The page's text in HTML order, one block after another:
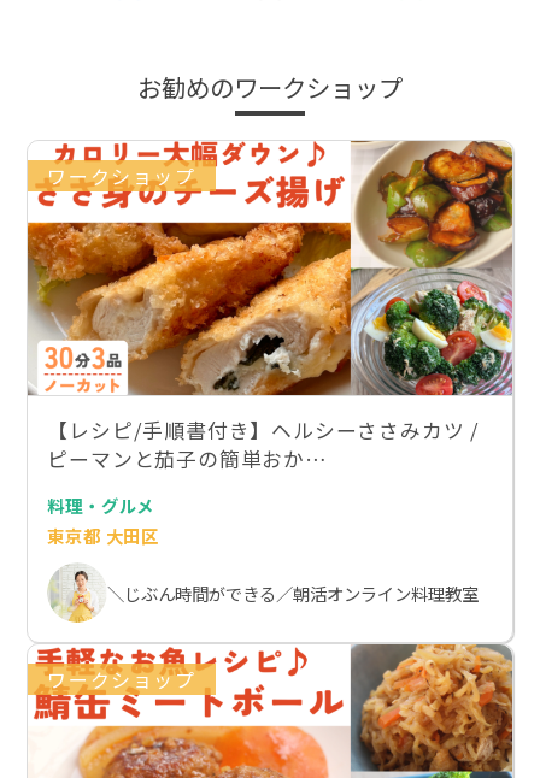
お勧めのワークショップ
ワークショップ
【レシピ/手順書付き】ヘルシーささみカツ /
ピーマンと茄子の簡単おか…
料理・グルメ
東京都 大田区
＼じぶん時間ができる／朝活オンライン料理教室
ワークショップ